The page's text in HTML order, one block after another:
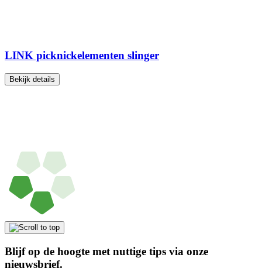
LINK picknickelementen slinger
Bekijk details
Blijf op de hoogte met nuttige tips via onze
nieuwsbrief.